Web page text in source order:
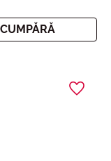
CUMPĂRĂ